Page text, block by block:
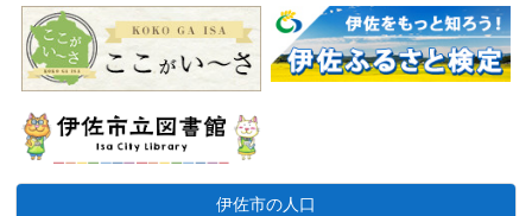
伊佐市の人口